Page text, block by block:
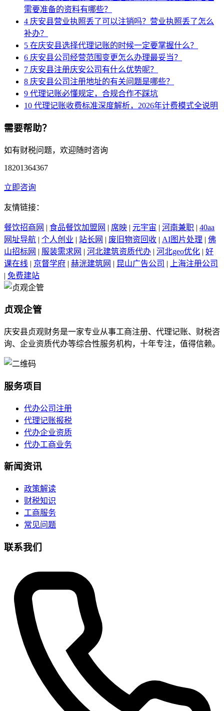
需要准备的资料有哪些？
4 庆安县营业执照丢了可以注销吗？营业执照丢了怎么
补办？
5 在庆安县选择代理记账的时候一定要掌握什么？
6 庆安县公司经营范围变更怎么办理最妥当？
7 庆安县注册庆安公司有什么优势呢？
8 庆安县公司注册地址的有关问题是哪些？
9 代理记账必懂规定，合规合作不踩坑
10 代理记账收费标准深度解析，2026年计费模式全说明
需要帮助？
如有财税问题，欢迎随时咨询
18201364367
立即咨询
友情链接：
餐饮招商网 | 食品餐饮加盟网 | 席映 | 元宇宙 | 河南兼职 | 40aa
网址导航 | 个人创业 | 站长网 | 废旧物资回收 | AI图片处理 | 佛
山招标网 | 服装需求网 | 河北建筑资质代办 | 河北geo优化 | 好
课在线 | 京督学府 | 赫洸建筑网 | 昆山广告公司 |
上海注册公司
| 免费建站
贞观企管
庆安县贞观财务是一家专业从事工商注册、代理记账、财税咨
询、企业资质代办等综合性服务机构，十年专注，值得信赖。
服务项目
代办公司注册
代理记账报税
代办企业资质
代办工商业务
新闻资讯
政策解读
财税知识
工商服务
常见问题
联系我们